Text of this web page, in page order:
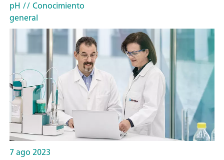
pH // Conocimiento
general
7 ago 2023